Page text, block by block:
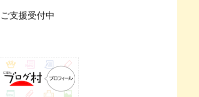
ご支援受付中